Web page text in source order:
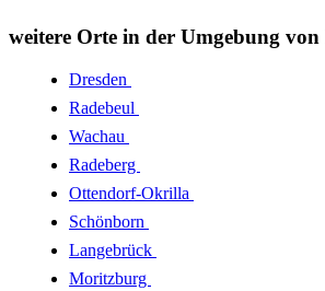
weitere Orte in der Umgebung von
Dresden
Radebeul
Wachau
Radeberg
Ottendorf-Okrilla
Schönborn
Langebrück
Moritzburg